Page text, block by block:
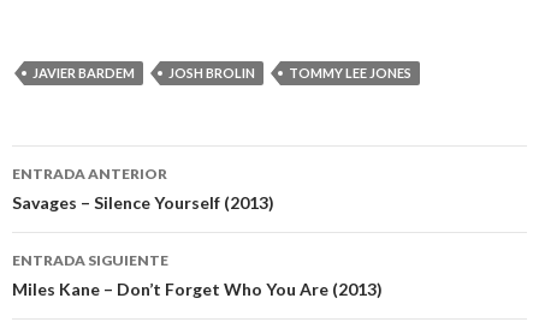
JAVIER BARDEM JOSH BROLIN TOMMY LEE JONES
Navegación
de
entradas
ENTRADA ANTERIOR
Savages – Silence Yourself (2013)
ENTRADA SIGUIENTE
Miles Kane – Don’t Forget Who You Are (2013)